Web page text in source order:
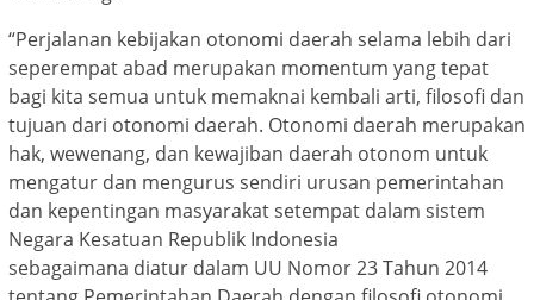
“Perjalanan kebijakan otonomi daerah selama lebih dari
seperempat abad merupakan momentum yang tepat
bagi kita semua untuk memaknai kembali arti, filosofi dan
tujuan dari otonomi daerah. Otonomi daerah merupakan
hak, wewenang, dan kewajiban daerah otonom untuk
mengatur dan mengurus sendiri urusan pemerintahan
dan kepentingan masyarakat setempat dalam sistem
Negara Kesatuan Republik Indonesia
sebagaimana diatur dalam UU Nomor 23 Tahun 2014